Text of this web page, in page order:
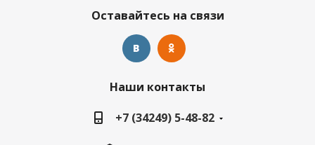
Оставайтесь на связи
Наши контакты
+7 (34249) 5-48-82